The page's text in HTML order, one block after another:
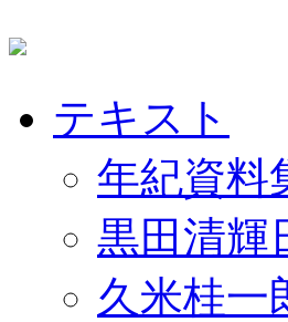
テキスト
年紀資料
黒田清輝
久米桂一